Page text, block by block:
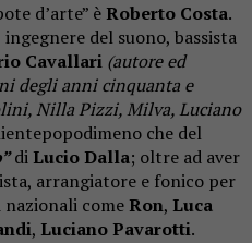
d’arte” è Roberto Costa.
del suono, bassista
Cavallari (autore ed
degli anni cinquanta e
Nilla Pizzi, Milva, Luciano
che del
di Lucio Dalla; oltre ad aver
arrangiatore e fonico per
come Ron, Luca
, Luciano Pavarotti.